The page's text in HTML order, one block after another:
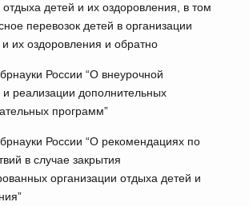
отдыха детей и их оздоровления, в том
перевозок детей в организации
их оздоровления и обратно
России “О внеурочной
и реализации дополнительных
программ”
России “О рекомендациях по
в случае закрытия
организации отдыха детей и